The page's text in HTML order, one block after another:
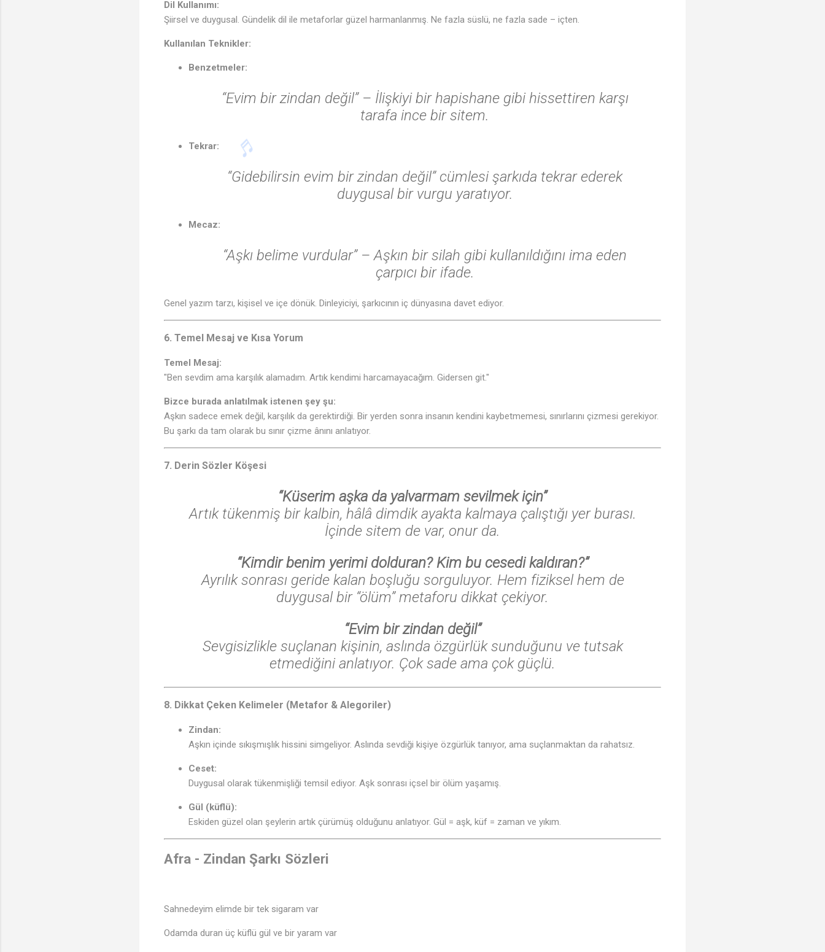
Dil Kullanımı:
Şiirsel ve duygusal. Gündelik dil ile metaforlar güzel harmanlanmış. Ne fazla süslü, ne fazla sade – içten.
Kullanılan Teknikler:
Benzetmeler:
“Evim bir zindan değil”– İlişkiyi bir hapishane gibi hissettiren karşı
tarafa ince bir sitem.
Tekrar:
“Gidebilirsin evim bir zindan değil” cümlesi şarkıda tekrar ederek
duygusal bir vurgu yaratıyor.
Mecaz:
“Aşkı belime vurdular”– Aşkın bir silah gibi kullanıldığını ima eden
çarpıcı bir ifade.
Genel yazım tarzı, kişisel ve içe dönük. Dinleyiciyi, şarkıcının iç dünyasına davet ediyor.
6. Temel Mesaj ve Kısa Yorum
Temel Mesaj:
"Ben sevdim ama karşılık alamadım. Artık kendimi harcamayacağım. Gidersen git."
Bizce burada anlatılmak istenen şey şu:
Aşkın sadece emek değil, karşılık da gerektirdiği. Bir yerden sonra insanın kendini kaybetmemesi, sınırlarını çizmesi gerekiyor.
Bu şarkı da tam olarak bu sınır çizme ânını anlatıyor.
7. Derin Sözler Köşesi
“Küserim aşka da yalvarmam sevilmek için”
Artık tükenmiş bir kalbin, hâlâ dimdik ayakta kalmaya çalıştığı yer burası.
İçinde sitem de var, onur da.
“Kimdir benim yerimi dolduran? Kim bu cesedi kaldıran?”
Ayrılık sonrası geride kalan boşluğu sorguluyor. Hem fiziksel hem de
duygusal bir “ölüm” metaforu dikkat çekiyor.
“Evim bir zindan değil”
Sevgisizlikle suçlanan kişinin, aslında özgürlük sunduğunu ve tutsak
etmediğini anlatıyor. Çok sade ama çok güçlü.
8. Dikkat Çeken Kelimeler (Metafor & Alegoriler)
Zindan:
Aşkın içinde sıkışmışlık hissini simgeliyor. Aslında sevdiği kişiye özgürlük tanıyor, ama suçlanmaktan da rahatsız.
Ceset:
Duygusal olarak tükenmişliği temsil ediyor. Aşk sonrası içsel bir ölüm yaşamış.
Gül (küflü):
Eskiden güzel olan şeylerin artık çürümüş olduğunu anlatıyor. Gül = aşk, küf = zaman ve yıkım.
Afra - Zindan Şarkı Sözleri
Sahnedeyim elimde bir tek sigaram var
Odamda duran üç küflü gül ve bir yaram var